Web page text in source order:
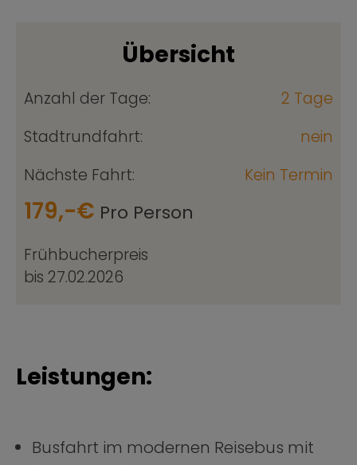
Übersicht
Anzahl der Tage:
2 Tage
Stadtrundfahrt:
nein
Nächste Fahrt:
Kein Termin
179,-€ Pro Person
Frühbucherpreis
bis 27.02.2026
Leistungen:
Busfahrt im modernen Reisebus mit